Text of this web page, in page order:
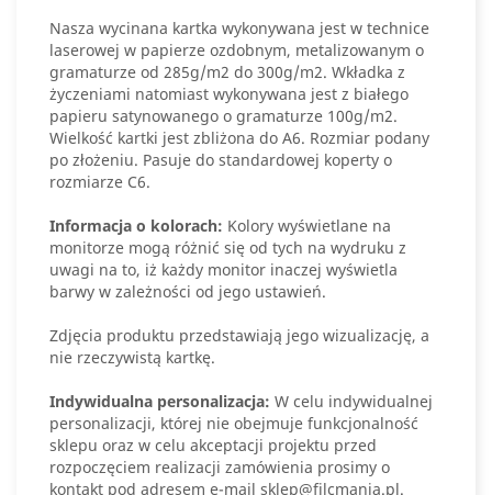
Nasza wycinana kartka wykonywana jest w technice
laserowej w papierze ozdobnym, metalizowanym o
gramaturze od 285g/m2 do 300g/m2. Wkładka z
życzeniami natomiast wykonywana jest z białego
papieru satynowanego o gramaturze 100g/m2.
Wielkość kartki jest zbliżona do A6. Rozmiar podany
po złożeniu. Pasuje do standardowej koperty o
rozmiarze C6.
Informacja o kolorach: Kolory wyświetlane na
monitorze mogą różnić się od tych na wydruku z
uwagi na to, iż każdy monitor inaczej wyświetla
barwy w zależności od jego ustawień.
Zdjęcia produktu przedstawiają jego wizualizację, a
nie rzeczywistą kartkę.
Indywidualna personalizacja: W celu indywidualnej
personalizacji, której nie obejmuje funkcjonalność
sklepu oraz w celu akceptacji projektu przed
rozpoczęciem realizacji zamówienia prosimy o
kontakt pod adresem e-mail sklep@filcmania.pl.